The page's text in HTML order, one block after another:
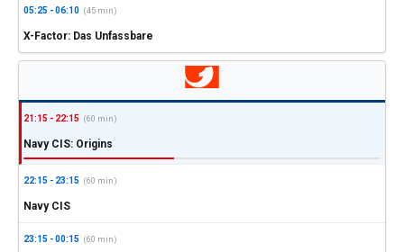
05:25 - 06:10 (45 min)
X-Factor: Das Unfassbare
21:15 - 22:15 (60 min)
Navy CIS: Origins
22:15 - 23:15 (60 min)
Navy CIS
23:15 - 00:15 (60 min)